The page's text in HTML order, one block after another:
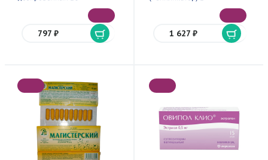
797 ₽ 1 627 ₽